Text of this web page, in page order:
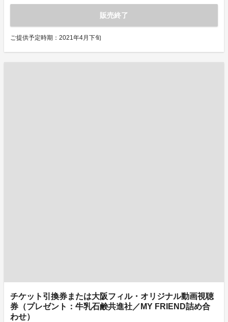
販売終了
ご提供予定時期：2021年4月下旬
チケット引換券または大阪フィル・オリジナル動画視聴
券（プレゼント：牛乳石鹸共進社／MY FRIEND詰め合
わせ）